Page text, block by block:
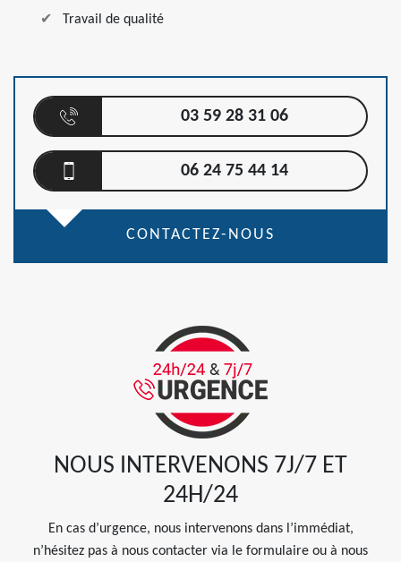
Travail de qualité
03 59 28 31 06
06 24 75 44 14
CONTACTEZ-NOUS
NOUS INTERVENONS 7J/7 ET
24H/24
En cas d’urgence, nous intervenons dans l’immédiat,
n’hésitez pas à nous contacter via le formulaire ou à nous